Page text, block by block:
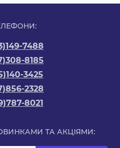
7488
8185
3425
2328
8021
ТА АКЦІЯМИ: